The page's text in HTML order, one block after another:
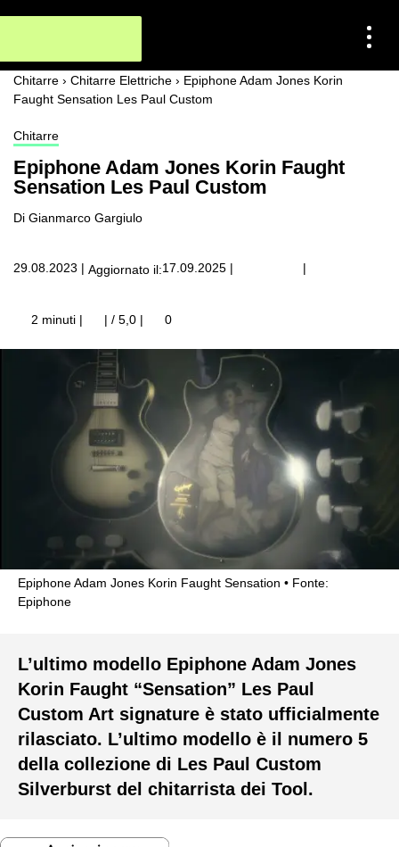
Chitarre › Chitarre Elettriche › Epiphone Adam Jones Korin
Faught Sensation Les Paul Custom
Chitarre
Epiphone Adam Jones Korin Faught
Sensation Les Paul Custom
Di Gianmarco Gargiulo
29.08.2023 | Aggiornato il:17.09.2025 | |
2 minuti | | / 5,0 | 0
Epiphone Adam Jones Korin Faught Sensation
Fonte:
Epiphone
L’ultimo modello Epiphone Adam Jones
Korin Faught “Sensation” Les Paul
Custom Art signature è stato ufficialmente
rilasciato. L’ultimo modello è il numero 5
della collezione di Les Paul Custom
Silverburst del chitarrista dei Tool.